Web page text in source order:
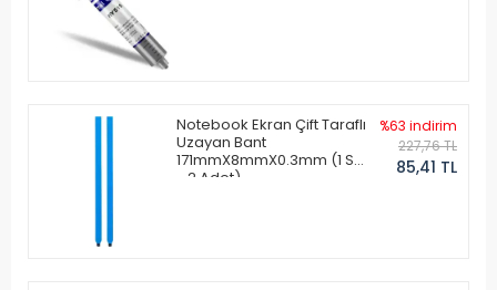
Notebook Ekran Çift Taraflı
Uzayan Bant
171mmX8mmX0.3mm (1 Set
- 2 Adet)
%63 indirim
227,76 TL
85,41 TL